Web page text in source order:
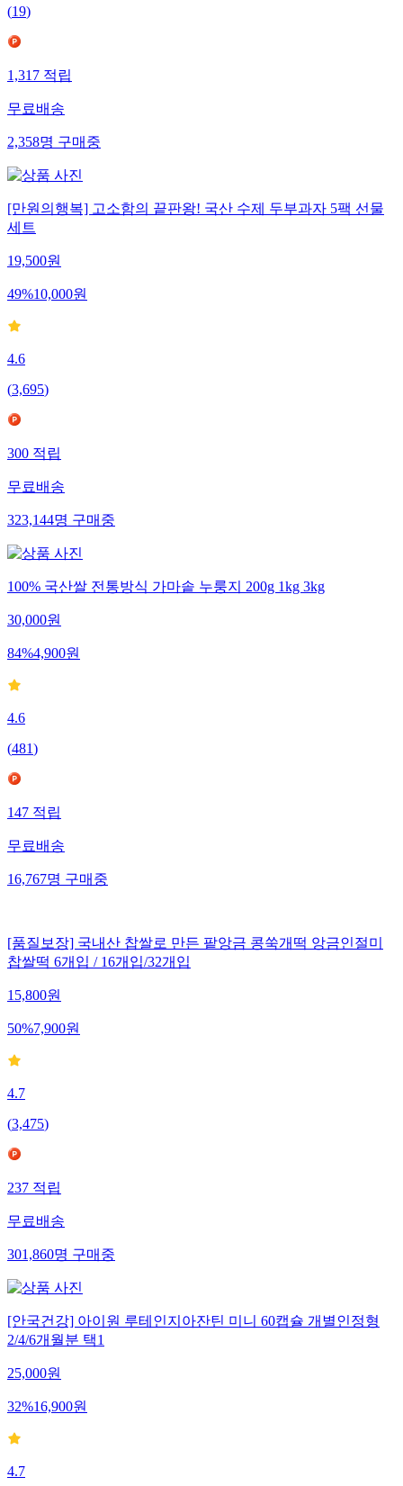
(19)
1,317적립
무료배송
2,358명구매중
[만원의행복] 고소함의 끝판왕! 국산 수제 두부과자 5팩 선물
세트
19,500원
49%10,000원
4.6
(3,695)
300적립
무료배송
323,144명구매중
100% 국산쌀 전통방식 가마솥 누룽지 200g 1kg 3kg
30,000원
84%4,900원
4.6
(481)
147적립
무료배송
16,767명구매중
[품질보장] 국내산 찹쌀로 만든 팥앙금 콩쑥개떡 앙금인절미
찹쌀떡 6개입 / 16개입/32개입
15,800원
50%7,900원
4.7
(3,475)
237적립
무료배송
301,860명구매중
[안국건강] 아이원 루테인지아잔틴 미니 60캡슐 개별인정형
2/4/6개월분 택1
25,000원
32%16,900원
4.7